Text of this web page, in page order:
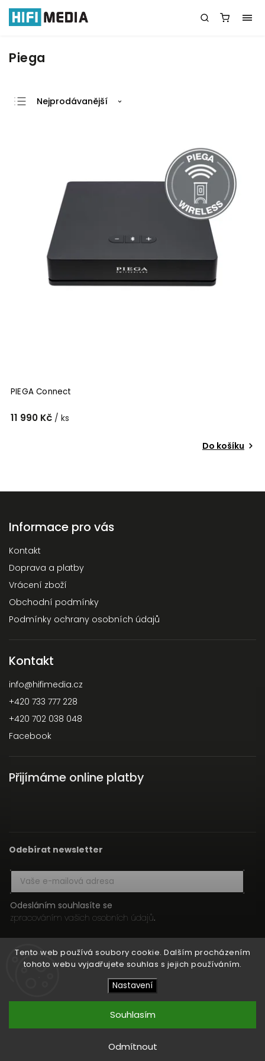
Tento web používá soubory cookie. Dalším procházením
tohoto webu vyjadřujete souhlas s jejich používáním.
Nastavení
Odmítnout
Souhlasím
Piega
Nejprodávanější
PIEGA Connect
11 990 Kč / ks
Do košíku
Informace pro vás
Kontakt
Doprava a platby
Vrácení zboží
Obchodní podmínky
Podmínky ochrany osobních údajů
Kontakt
info@hifimedia.cz
+420 733 777 228
+420 702 038 048
Facebook
Přijímáme online platby
Odebírat newsletter
Odesláním souhlasíte se
zpracováním vašich osobních údajů.
HIFI MEDIA. Všechna práva vyhrazena.
Upravit nastavení cookies